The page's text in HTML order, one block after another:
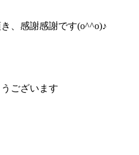
、感謝感謝です(o^^o)♪
ございます